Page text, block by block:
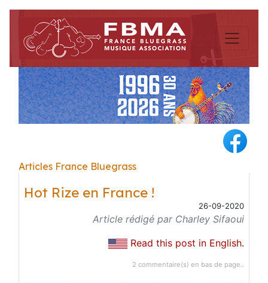
Articles France Bluegrass
Hot Rize en France !
26-09-2020
Article rédigé par Charley Sifaoui
Read this post in English.
2 commentaire(s) en bas de page..